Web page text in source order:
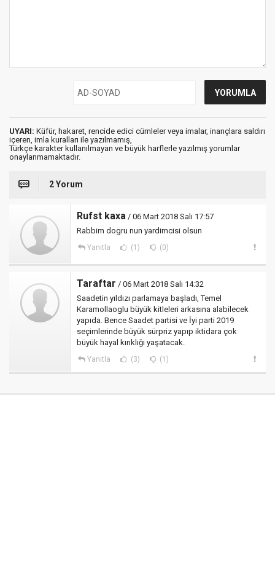
UYARI: Küfür, hakaret, rencide edici cümleler veya imalar, inançlara saldırı
içeren, imla kuralları ile yazılmamış,
Türkçe karakter kullanılmayan ve büyük harflerle yazılmış yorumlar
onaylanmamaktadır.
2 Yorum
Rufst kaxa / 06 Mart 2018 Salı 17:57
Rabbim dogru nun yardimcisi olsun
Yanıtla (1) (0)
Taraftar / 06 Mart 2018 Salı 14:32
Saadetin yıldızı parlamaya başladı, Temel
Karamollaoglu büyük kitleleri arkasına alabilecek
yapıda. Bence Saadet partisi ve İyi parti 2019
seçimlerinde büyük sürpriz yapıp iktidara çok
büyük hayal kırıklığı yaşatacak.
Yanıtla (3) (1)